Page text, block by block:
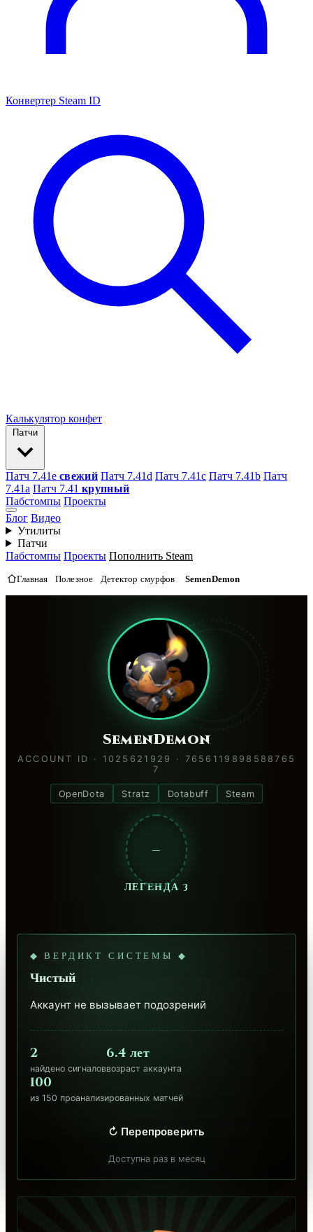
Конвертер Steam ID
Калькулятор конфет
Патчи
Патч 7.41e свежий Патч 7.41d Патч 7.41c Патч 7.41b Патч
7.41а Патч 7.41 крупный
Пабстомпы Проекты
Блог Видео
Утилиты
Патчи
Пабстомпы Проекты Пополнить Steam
Главная Полезное Детектор смурфов SemenDemon
SemenDemon
ACCOUNT ID · 1025621929 · 7656119898588765
7
OpenDota Stratz Dotabuff Steam
—
ЛЕГЕНДА 3
◆ ВЕРДИКТ СИСТЕМЫ ◆
Чистый
Аккаунт не вызывает подозрений
2
найдено сигналов
6.4 лет
возраст аккаунта
100
из 150 проанализированных матчей
↻ Перепроверить
Доступна раз в месяц